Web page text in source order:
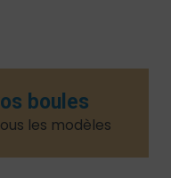
boules
les modèles​